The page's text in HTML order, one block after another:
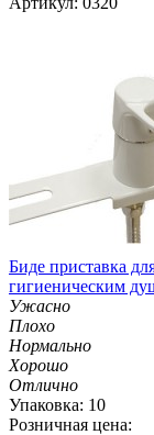
Биде приставка
гигиеническим
Ужасно
Плохо
Нормально
Хорошо
Отлично
Упаковка: 10
Розничная цена: